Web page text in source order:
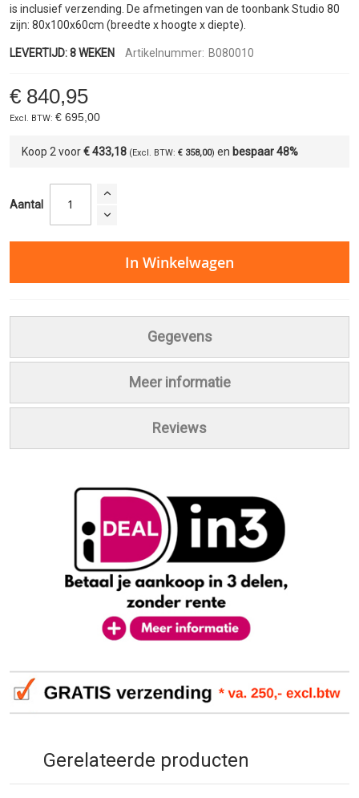
is inclusief verzending. De afmetingen van de toonbank Studio 80
zijn: 80x100x60cm (breedte x hoogte x diepte).
LEVERTIJD: 8 WEKEN Artikelnummer: B080010
€ 840,95
€ 695,00
Koop 2 voor€ 433,18 € 358,00 en bespaar48%
Aantal
In Winkelwagen
Gerelateerde producten
Gegevens
Meer informatie
Reviews